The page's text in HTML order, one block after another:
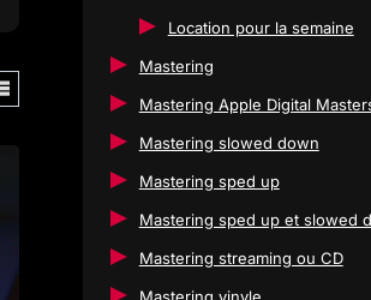
Location pour la semaine
Mastering
Mastering Apple Digital
Mastering slowed down
Mastering sped up
Mastering sped up et slowed
Mastering streaming ou CD